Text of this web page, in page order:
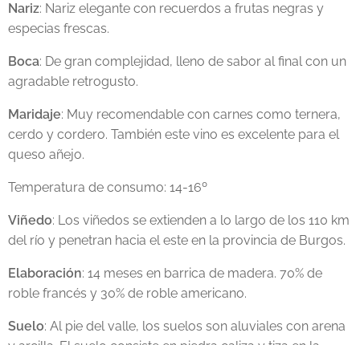
Nariz: Nariz elegante con recuerdos a frutas negras y
especias frescas.
Boca: De gran complejidad, lleno de sabor al final con un
agradable retrogusto.
Maridaje: Muy recomendable con carnes como ternera,
cerdo y cordero. También este vino es excelente para el
queso añejo.
Temperatura de consumo: 14-16º
Viñedo: Los viñedos se extienden a lo largo de los 110 km
del río y penetran hacia el este en la provincia de Burgos.
Elaboración: 14 meses en barrica de madera. 70% de
roble francés y 30% de roble americano.
Suelo: Al pie del valle, los suelos son aluviales con arena